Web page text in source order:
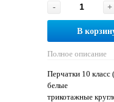
-
+
В
Полное описание
Перчатки 10
белые
трикотажные